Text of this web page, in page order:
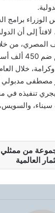
برامج
إلى أن
المصري، من
الرئاسية “حياة
خلال
مصطفى
تنفيذه في
من
العالمية